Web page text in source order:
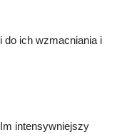
do ich wzmacniania i
intensywniejszy